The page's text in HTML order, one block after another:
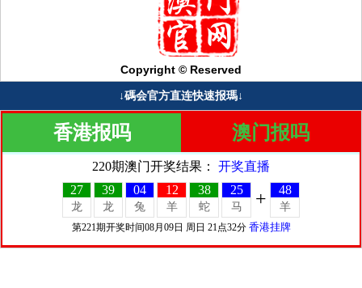
Copyright © Reserved
↓碼会官方直连快速报瑪↓
香港报吗 澳门报吗